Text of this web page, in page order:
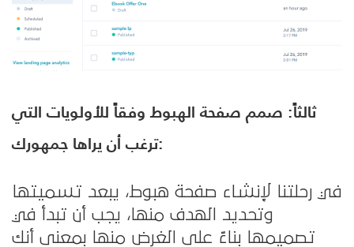
ثالثاً: صمم صفحة الهبوط وفقاً للأولويات التي
ترغب أن يراها جمهورك:
في رحلتنا لإنشاء صفحة هبوط، يبعد تسميتها
وتحديد الهدف منها، يجب أن تبدأ في
تصميمها بناءً على الغرض منها بمعنى أنك